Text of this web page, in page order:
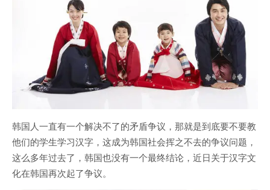
韩国人一直有一个解决不了的矛盾争议，那就是到底要不要教
他们的学生学习汉字，这成为韩国社会挥之不去的争议问题，
这么多年过去了，韩国也没有一个最终结论，近日关于汉字文
化在韩国再次起了争议。